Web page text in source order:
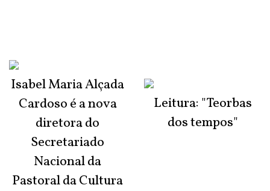
Isabel Maria Alçada
Cardoso é a nova
diretora do
Secretariado
Nacional da
Pastoral da Cultura
Leitura: "Teorbas
dos tempos"